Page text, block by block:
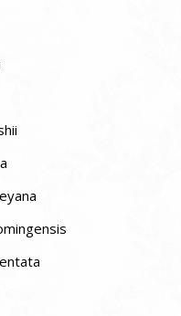
subsp. tridentata